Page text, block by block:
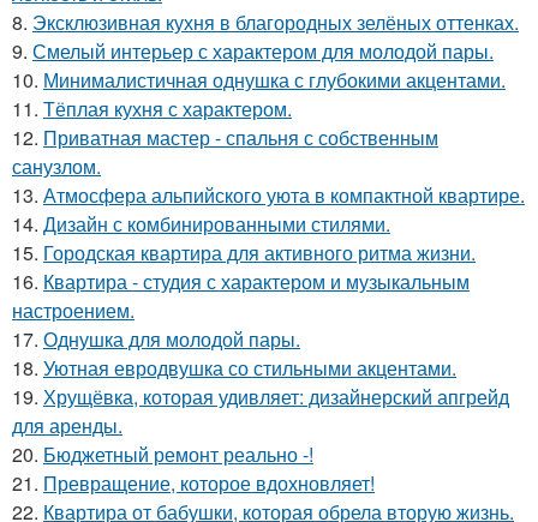
8. Эксклюзивная кухня в благородных зелёных оттенках.
9. Смелый интерьер с характером для молодой пары.
10. Минималистичная однушка с глубокими акцентами.
11. Тёплая кухня с характером.
12. Приватная мастер - спальня с собственным
санузлом.
13. Атмосфера альпийского уюта в компактной квартире.
14. Дизайн с комбинированными стилями.
15. Городская квартира для активного ритма жизни.
16. Квартира - студия с характером и музыкальным
настроением.
17. Однушка для молодой пары.
18. Уютная евродвушка со стильными акцентами.
19. Хрущёвка, которая удивляет: дизайнерский апгрейд
для аренды.
20. Бюджетный ремонт реально -!
21. Превращение, которое вдохновляет!
22. Квартира от бабушки, которая обрела вторую жизнь.